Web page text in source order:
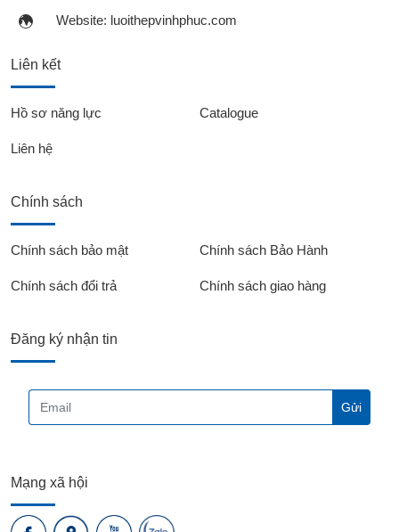
Website: luoithepvinhphuc.com
Liên kết
Hồ sơ năng lực Catalogue
Liên hệ
Chính sách
Chính sách bảo mật Chính sách Bảo Hành
Chính sách đổi trả Chính sách giao hàng
Đăng ký nhận tin
Mạng xã hội